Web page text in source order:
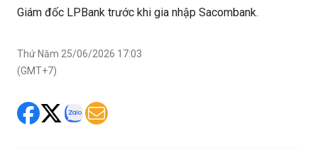
Giám đốc LPBank trước khi gia nhập Sacombank.
Thứ Năm 25/06/2026 17:03
(GMT+7)